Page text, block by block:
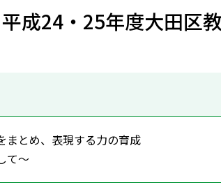
成24・25年度大田区
まとめ、表現する力の育成
て～